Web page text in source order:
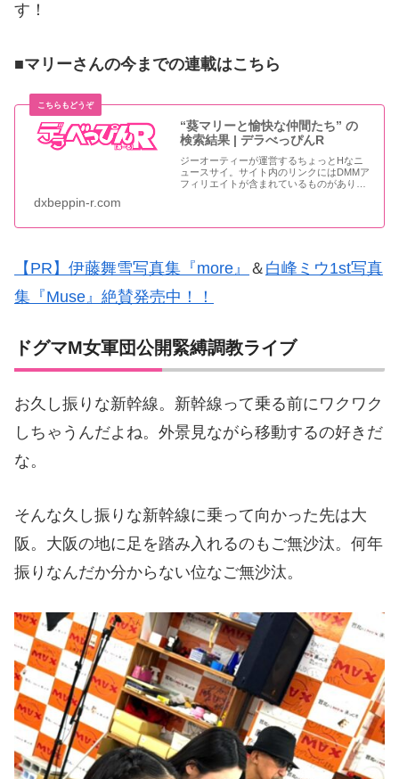
す！
■マリーさんの今までの連載はこちら
“葵マリーと愉快な仲間たち” の
検索結果 | デラべっぴんR
ジーオーティーが運営するちょっとHなニ
ュースサイ。サイト内のリンクにはDMMア
フィリエイトが含まれているものがありま
dxbeppin-r.com
【PR】伊藤舞雪写真集『more』 ＆ 白峰ミウ1st写真
集『Muse』絶賛発売中！！
ドグマM女軍団公開緊縛調教ライブ
お久し振りな新幹線。新幹線って乗る前にワクワク
しちゃうんだよね。外景見ながら移動するの好きだ
な。
そんな久し振りな新幹線に乗って向かった先は大
阪。大阪の地に足を踏み入れるのもご無沙汰。何年
振りなんだか分からない位なご無沙汰。